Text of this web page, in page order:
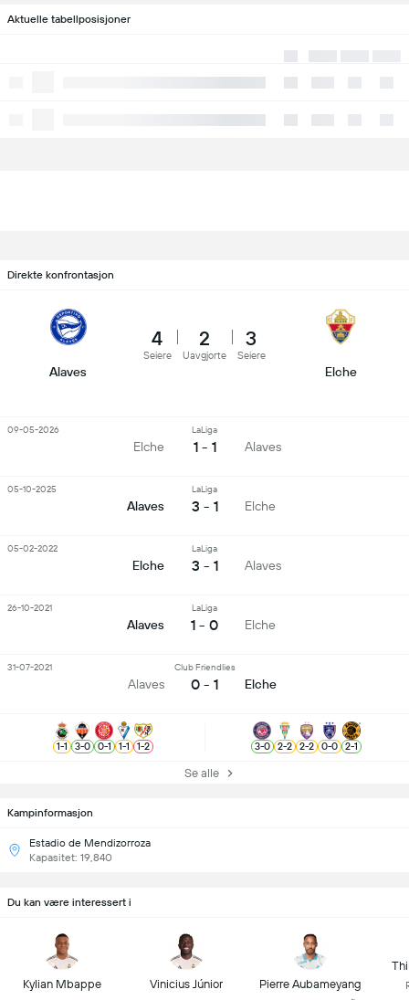
Aktuelle tabellposisjoner
Kampinformasjon
Estadio de Mendizorroza
Kapasitet: 19,840
Direkte konfrontasjon
Alaves
4
Seiere
2
Uavgjorte
3
Seiere
Elche
Elche
LaLiga
1 - 1 Alaves
09-05-2026
Alaves
LaLiga
3 - 1 Elche
05-10-2025
Elche
LaLiga
3 - 1 Alaves
05-02-2022
Alaves
LaLiga
1 - 0 Elche
26-10-2021
Alaves
Club Friendlies
0 - 1 Elche
31-07-2021
1-1 3-0 0-1 1-1 1-2 3-0 2-2 2-2 0-0 2-1
Se alle
Du kan være interessert i
Kylian Mbappe Vinicius Júnior Pierre Aubameyang